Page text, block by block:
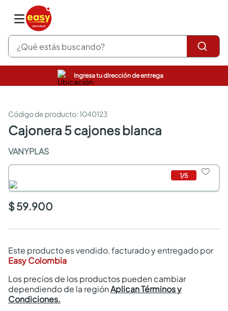
¿Qué estás buscando?
Ingresa tu dirección de entrega
:1040123
cajonera 5 cajones blanca
VANYPLAS
1/5
$ 59.900
Este producto es vendido, facturado y entregado por
Easy Colombia
Los precios de los productos pueden cambiar
dependiendo de la regiónAplican Términos y
Condiciones.
pinturas
sanitarios
comedor
pisos
armarios closet
comedores
neveras